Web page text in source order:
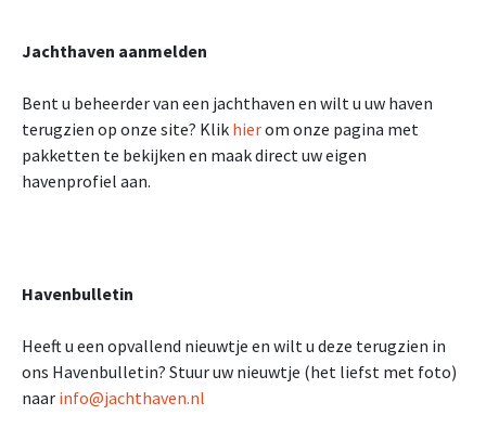
Jachthaven aanmelden
Bent u beheerder van een jachthaven en wilt u uw haven
terugzien op onze site? Klik hierom onze pagina met
pakketten te bekijken en maak direct uw eigen
havenprofiel aan.
Havenbulletin
Heeft u een opvallend nieuwtje en wilt u deze terugzien in
ons Havenbulletin? Stuur uw nieuwtje (het liefst met foto)
naar info@jachthaven.nl